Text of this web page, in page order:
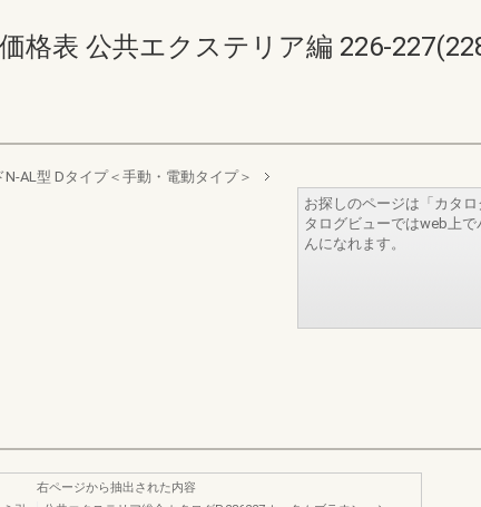
格表 公共エクステリア編 226-
AL型 Dタイプ＜手動・電動タイプ＞
お探しのページは「カタ
タログビューではweb上
んになれます。
右ページから抽出された内容